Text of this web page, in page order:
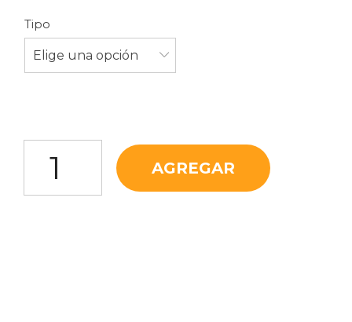
Tipo
Elige una opción
Lechuga Crespa Morada cantidad
AGREGAR